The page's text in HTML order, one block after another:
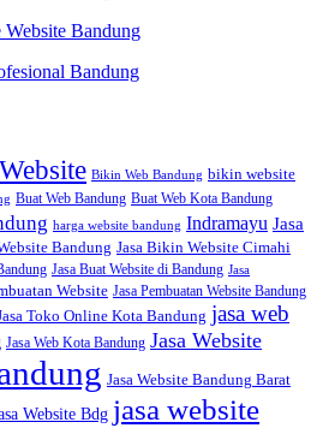
Bikin Web Bandung bikin website
Buat Web Bandung Buat Web Kota Bandung
harga website bandung Indramayu Jasa
Bandung Jasa Bikin Website Cimahi
Jasa Buat Website di Bandung Jasa
Website Jasa Pembuatan Website Bandung
Toko Online Kota Bandung jasa web
Jasa Web Kota Bandung Jasa Website
Jasa Website Bandung Barat
Website Bdg jasa website